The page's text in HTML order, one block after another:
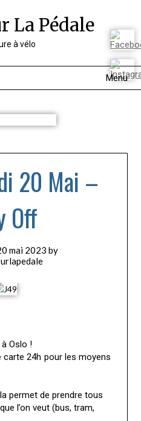
La Pédale
à vélo
Menu
20 Mai –
Off
mai 2023 by
Oslo !
carte 24h pour les moyens
permet de prendre tous
l’on veut (bus, tram,